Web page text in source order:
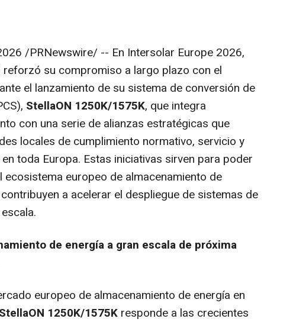
/PRNewswire/ -- En Intersolar Europe 2026,
reforzó su compromiso a largo plazo con el
el lanzamiento de su sistema de conversión de
StellaON 1250K/1575K, que integra
con una serie de alianzas estratégicas que
locales de cumplimiento normativo, servicio y
toda Europa. Estas iniciativas sirven para poder
ecosistema europeo de almacenamiento de
a acelerar el despliegue de sistemas de
de energía a gran escala de próxima
europeo de almacenamiento de energía en
StellaON 1250K/1575K responde a las crecientes